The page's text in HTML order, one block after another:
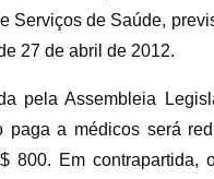
Serviços de Saúde,
27 de abril de 2012.
pela Assembleia
paga a médicos será
800. Em contrapartida,